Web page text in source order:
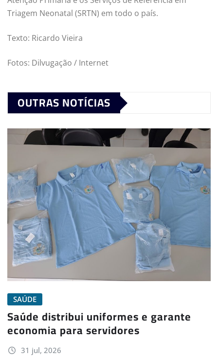
Triagem Neonatal (SRTN) em todo o país.
Texto: Ricardo Vieira
Fotos: Dilvugação / Internet
OUTRAS NOTÍCIAS
SAÚDE
Saúde distribui uniformes e garante
economia para servidores
31 jul, 2026